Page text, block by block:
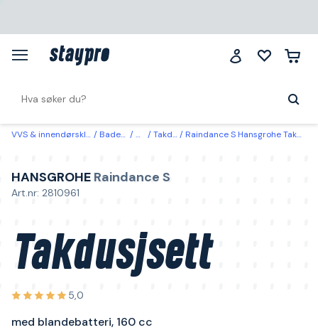
VVS & innendørsklima Baderom DusjTakdusjsett Raindance S Hansgrohe Takdusjsett med blandebatteri, 160 cc
HANSGROHE Raindance S
Art.nr: 2810961
Takdusjsett
5,0
med blandebatteri, 160 cc